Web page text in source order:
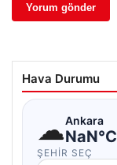
Hava Durumu
☁Ankara
NaN°C
ŞEHIR SEÇ